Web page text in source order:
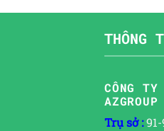
THÔNG
CÔNG
AZGROUP
Trụ sở :91-